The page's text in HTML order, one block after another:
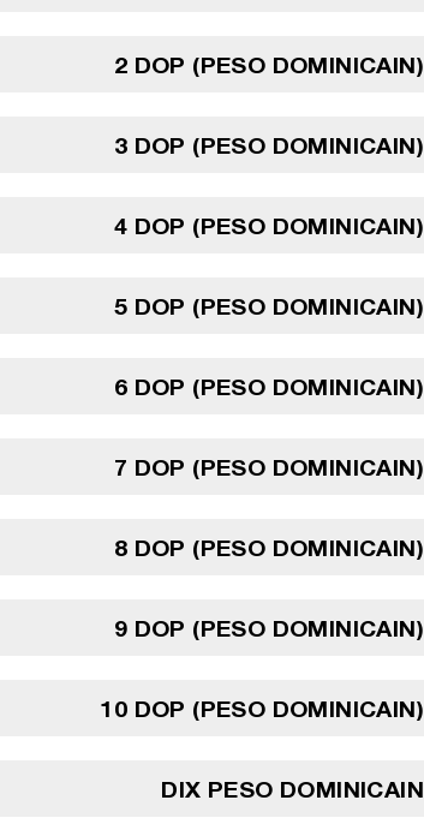
2 DOP (PESO DOMINICAIN)
3 DOP (PESO DOMINICAIN)
4 DOP (PESO DOMINICAIN)
5 DOP (PESO DOMINICAIN)
6 DOP (PESO DOMINICAIN)
7 DOP (PESO DOMINICAIN)
8 DOP (PESO DOMINICAIN)
9 DOP (PESO DOMINICAIN)
10 DOP (PESO DOMINICAIN)
DIX PESO DOMINICAIN